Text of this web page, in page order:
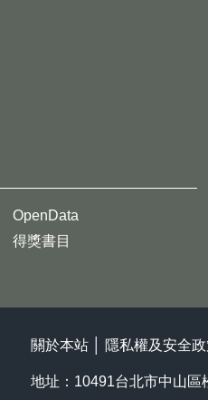
OpenData
得獎書目
關於本站 隱私權及安全
地址：10491台北市中山區